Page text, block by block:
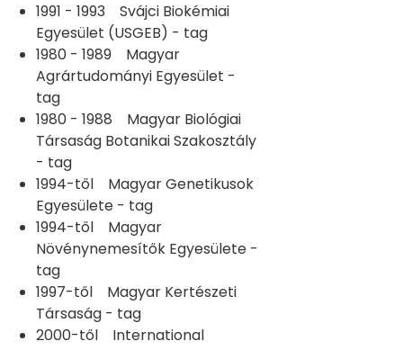
1991 - 1993 Svájci Biokémiai
Egyesület (USGEB) - tag
1980 - 1989 Magyar
Agrártudományi Egyesület -
tag
1980 - 1988 Magyar Biológiai
Társaság Botanikai Szakosztály
- tag
1994-től Magyar Genetikusok
Egyesülete - tag
1994-től Magyar
Növénynemesítők Egyesülete -
tag
1997-től Magyar Kertészeti
Társaság - tag
2000-től International